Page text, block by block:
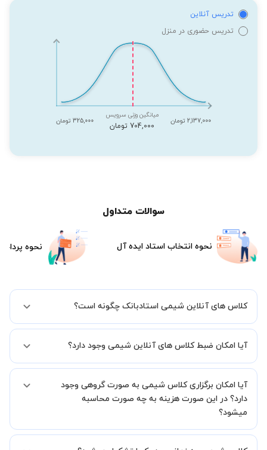
تدریس آنلاین
تدریس حضوری در منزل
2,137,000 تومان
میانگین وزنی سرویس
704,000 تومان
325,000 تومان
سوالات متداول
نحوه انتخاب استاد ایده آل نحوه
کلاس های آنلاین شیمی استادبانک چگونه است؟
شما میدهیم که استاد شما پیش از جلسه تمامی موارد لازم برای برگزاری
آیا امکان ضبط کلاس های آنلاین شیمی وجود دارد؟
کنید.
آیا امکان برگزاری کلاس شیمی به صورت گروهی وجود
دارد؟ در این صورت هزینه به چه صورت محاسبه
میشود؟